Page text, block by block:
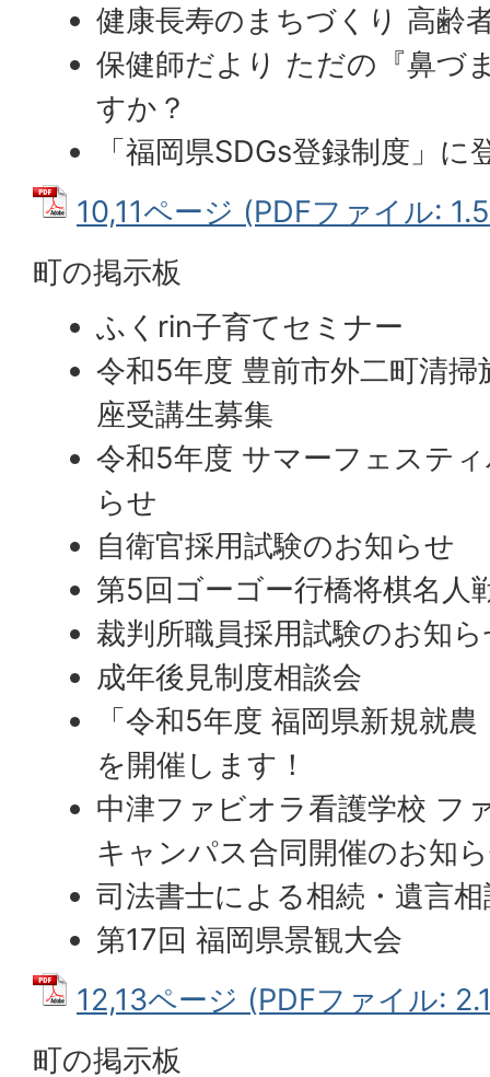
健康長寿のまちづくり 高齢
保健師だより ただの『鼻づ
すか？
「福岡県SDGs登録制度」
10,11ページ (PDFファイル:
町の掲示板
ふくrin子育てセミナー
令和5年度 豊前市外二町清
座受講生募集
令和5年度 サマーフェステ
らせ
自衛官採用試験のお知らせ
第5回ゴーゴー行橋将棋名人
裁判所職員採用試験のお知
成年後見制度相談会
「令和5年度 福岡県新規就
を開催します！
中津ファビオラ看護学校 フ
キャンパス合同開催のお知
司法書士による相続・遺言
第17回 福岡県景観大会
12,13ページ (PDFファイル:
町の掲示板